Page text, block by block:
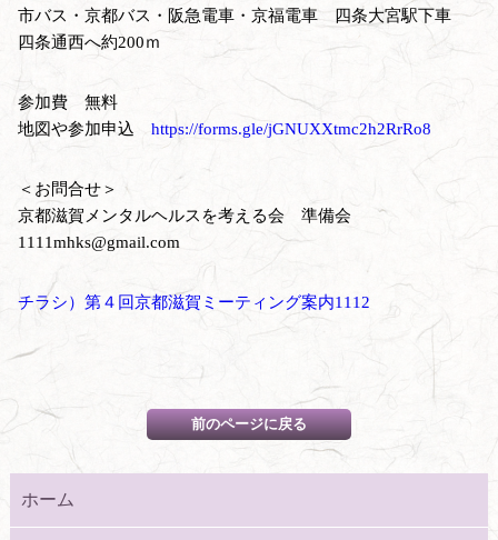
市バス・京都バス・阪急電車・京福電車 四条大宮駅下車
四条通西へ約200ｍ
参加費 無料
地図や参加申込 https://forms.gle/jGNUXXtmc2h2RrRo8
＜お問合せ＞
京都滋賀メンタルヘルスを考える会 準備会
1111mhks@gmail.com
チラシ）第４回京都滋賀ミーティング案内1112
ホーム